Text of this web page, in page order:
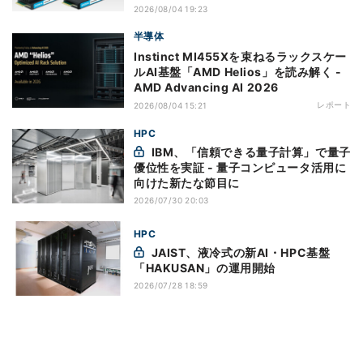
2026/08/04 19:23
半導体
Instinct MI455Xを束ねるラックスケー
ルAI基盤「AMD Helios」を読み解く -
AMD Advancing AI 2026
2026/08/04 15:21 レポート
HPC
優位性を実証 - 量子コンピュータ活用に
向けた新たな節目に
2026/07/30 20:03
HPC
「HAKUSAN」の運用開始
2026/07/28 18:59